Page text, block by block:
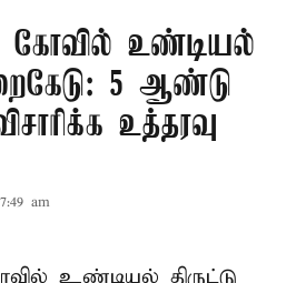
கோவில் உண்டியல்
5 ஆண்டு
உத்தரவு
am
உண்டியல் திருட்டு